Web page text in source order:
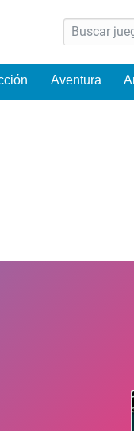
Aventura